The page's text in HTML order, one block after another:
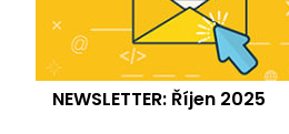
NEWSLETTER: Říjen 2025